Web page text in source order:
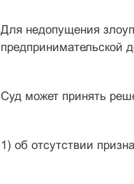
Для недопущения
предпринимательской
Суд может принять
1) об отсутствии